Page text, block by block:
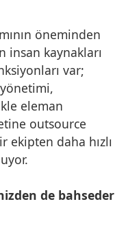
öneminden
insan kaynakları
var;
eleman
outsource
daha hızlı
de bahseder